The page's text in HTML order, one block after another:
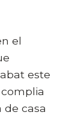
el
este
de casa